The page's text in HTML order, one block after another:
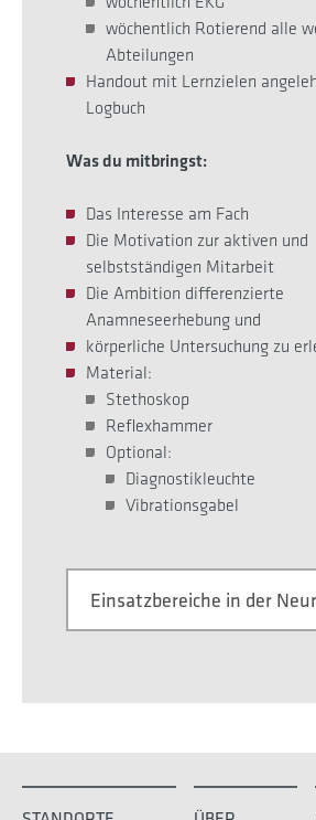
wöchentlich Rotierend alle
Abteilungen
Handout mit Lernzielen
Logbuch
Was du mitbringst:
Das Interesse am Fach
Die Motivation zur aktiven und
selbstständigen Mitarbeit
Die Ambition differenzierte
Anamneseerhebung und
körperliche Untersuchung zu
Material:
Stethoskop
Reflexhammer
Optional:
Diagnostikleuchte
Vibrationsgabel
Einsatzbereiche in der